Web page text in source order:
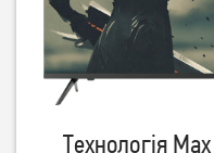
Технологія